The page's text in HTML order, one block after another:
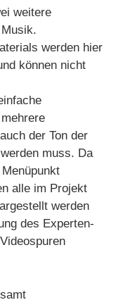
weitere
werden hier
können nicht
der Ton der
muss. Da
alle im Projekt
werden
des Experten-